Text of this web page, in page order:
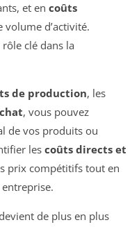
et en coûts
d’activité.
clé dans la
de production, les
, vous pouvez
de vos produits ou
les coûts directs et
prix compétitifs tout en
de plus en plus